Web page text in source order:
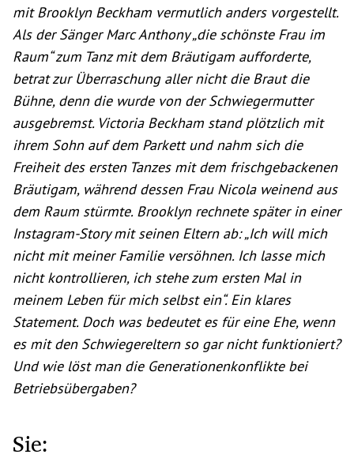
mit Brooklyn Beckham vermutlich anders vorgestellt.
Als der Sänger Marc Anthony „die schönste Frau im
Raum“ zum Tanz mit dem Bräutigam aufforderte,
betrat zur Überraschung aller nicht die Braut die
Bühne, denn die wurde von der Schwiegermutter
ausgebremst. Victoria Beckham stand plötzlich mit
ihrem Sohn auf dem Parkett und nahm sich die
Freiheit des ersten Tanzes mit dem frischgebackenen
Bräutigam, während dessen Frau Nicola weinend aus
dem Raum stürmte. Brooklyn rechnete später in einer
Instagram-Story mit seinen Eltern ab: „Ich will mich
nicht mit meiner Familie versöhnen. Ich lasse mich
nicht kontrollieren, ich stehe zum ersten Mal in
meinem Leben für mich selbst ein“. Ein klares
Statement. Doch was bedeutet es für eine Ehe, wenn
es mit den Schwiegereltern so gar nicht funktioniert?
Und wie löst man die Generationenkonflikte bei
Betriebsübergaben?
Sie: